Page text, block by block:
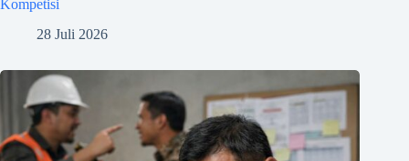
Kompetisi
28 Juli 2026